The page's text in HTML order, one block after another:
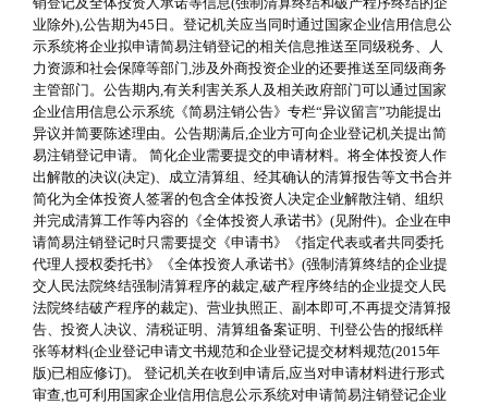
业除外),公告期为45日。登记机关应当同时通过国家企业信用信息公
示系统将企业拟申请简易注销登记的相关信息推送至同级税务、人
力资源和社会保障等部门,涉及外商投资企业的还要推送至同级商务
主管部门。公告期内,有关利害关系人及相关政府部门可以通过国家
企业信用信息公示系统《简易注销公告》专栏“异议留言”功能提出
异议并简要陈述理由。公告期满后,企业方可向企业登记机关提出简
易注销登记申请。 简化企业需要提交的申请材料。将全体投资人作
出解散的决议(决定)、成立清算组、经其确认的清算报告等文书合并
简化为全体投资人签署的包含全体投资人决定企业解散注销、组织
并完成清算工作等内容的《全体投资人承诺书》(见附件)。企业在申
请简易注销登记时只需要提交《申请书》《指定代表或者共同委托
代理人授权委托书》《全体投资人承诺书》(强制清算终结的企业提
交人民法院终结强制清算程序的裁定,破产程序终结的企业提交人民
法院终结破产程序的裁定)、营业执照正、副本即可,不再提交清算报
告、投资人决议、清税证明、清算组备案证明、刊登公告的报纸样
张等材料(企业登记申请文书规范和企业登记提交材料规范(2015年
版)已相应修订)。 登记机关在收到申请后,应当对申请材料进行形式
审查,也可利用国家企业信用信息公示系统对申请简易注销登记企业